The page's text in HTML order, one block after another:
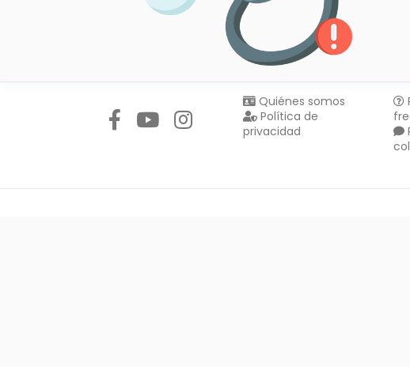
Quiénes somos
Política de
privacidad